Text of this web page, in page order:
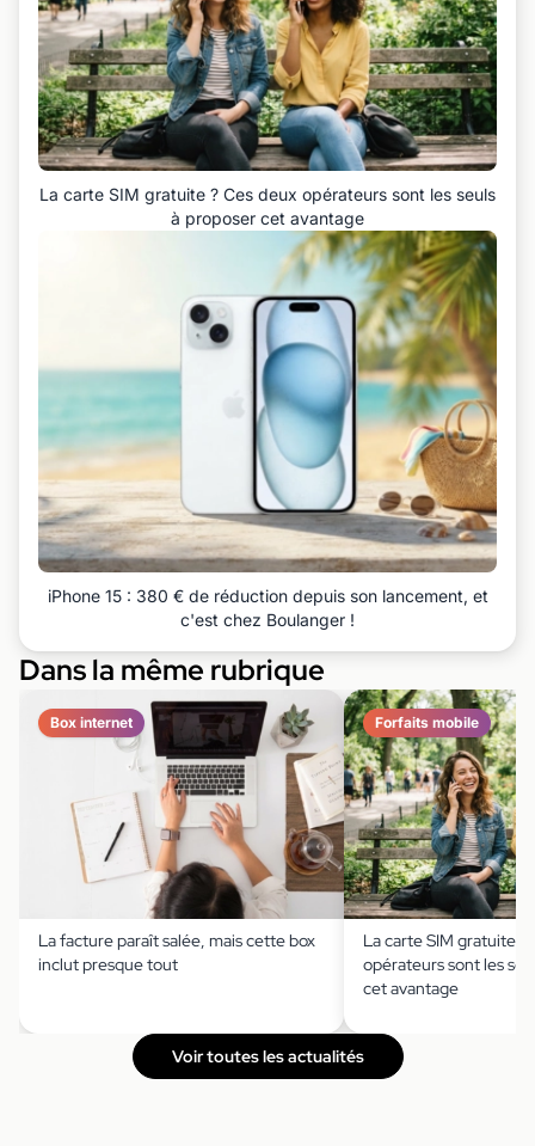
La carte SIM gratuite ? Ces deux opérateurs sont les seuls
à proposer cet avantage
iPhone 15 : 380 € de réduction depuis son lancement, et
c'est chez Boulanger !
Dans la même rubrique
Box internet
La facture paraît salée, mais cette box
inclut presque tout
Forfaits mobile
La carte SIM gratuite ?
opérateurs sont les
cet avantage
Voir toutes les actualités